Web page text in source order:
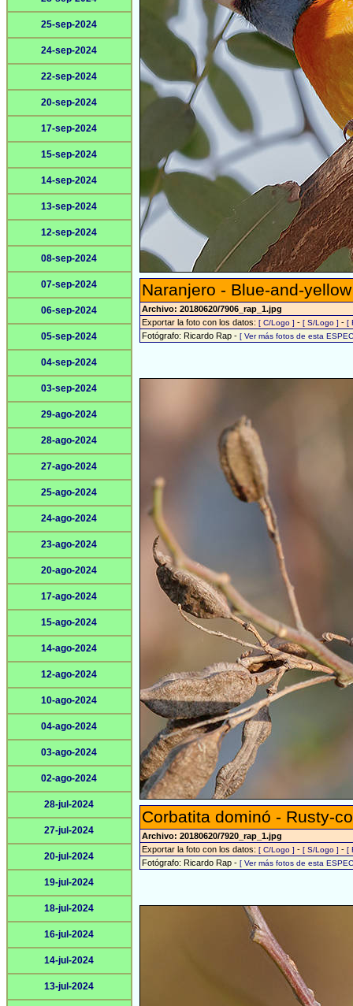
25-sep-2024
24-sep-2024
22-sep-2024
20-sep-2024
17-sep-2024
15-sep-2024
14-sep-2024
13-sep-2024
12-sep-2024
08-sep-2024
07-sep-2024
06-sep-2024
05-sep-2024
04-sep-2024
03-sep-2024
29-ago-2024
28-ago-2024
27-ago-2024
25-ago-2024
24-ago-2024
23-ago-2024
20-ago-2024
17-ago-2024
15-ago-2024
14-ago-2024
12-ago-2024
10-ago-2024
04-ago-2024
03-ago-2024
02-ago-2024
28-jul-2024
27-jul-2024
20-jul-2024
19-jul-2024
18-jul-2024
16-jul-2024
14-jul-2024
13-jul-2024
Naranjero - Blue-and-
Archivo: 20180620/7906_rap_1.jpg
Exportar la foto con los datos: [ C/Logo ] - [ S/Logo ] - [
Fotógrafo: Ricardo Rap - [ Ver más fotos de esta
Corbatita dominó - Rusty-
Archivo: 20180620/7920_rap_1.jpg
Exportar la foto con los datos: [ C/Logo ] - [ S/Logo ] - [
Fotógrafo: Ricardo Rap - [ Ver más fotos de esta